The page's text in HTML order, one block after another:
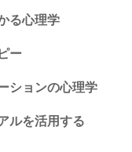
る心理学
ー
ションの心理学
ルを活用する